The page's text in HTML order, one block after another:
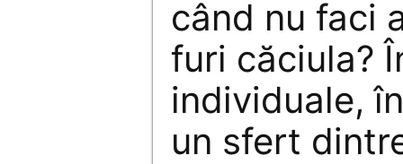
când nu faci
furi căciula?
individuale,
un sfert